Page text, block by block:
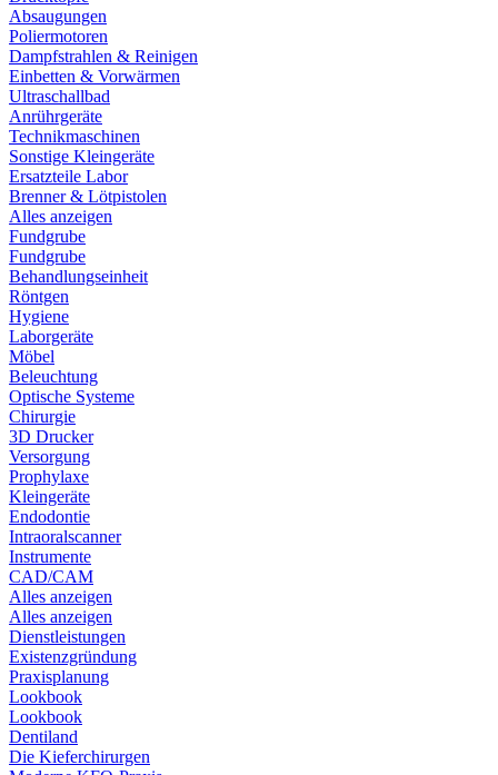
Absaugungen
Poliermotoren
Dampfstrahlen & Reinigen
Einbetten & Vorwärmen
Ultraschallbad
Anrührgeräte
Technikmaschinen
Sonstige Kleingeräte
Ersatzteile Labor
Brenner & Lötpistolen
Alles anzeigen
Fundgrube
Fundgrube
Behandlungseinheit
Röntgen
Hygiene
Laborgeräte
Möbel
Beleuchtung
Optische Systeme
Chirurgie
3D Drucker
Versorgung
Prophylaxe
Kleingeräte
Endodontie
Intraoralscanner
Instrumente
CAD/CAM
Alles anzeigen
Alles anzeigen
Dienstleistungen
Existenzgründung
Praxisplanung
Lookbook
Lookbook
Dentiland
Die Kieferchirurgen